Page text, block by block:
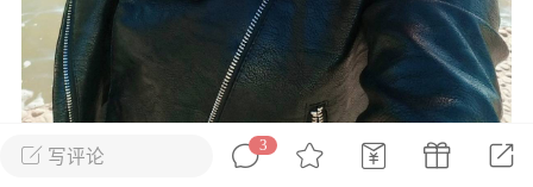
ʚ小鱼冻干ɞ
03-06 11:18 广东·深圳 官方社区活动
【周末了，还不来新服冲榜吗？】送现
金大奖、实物奖励，各种福利拿到手软！
写评论 3